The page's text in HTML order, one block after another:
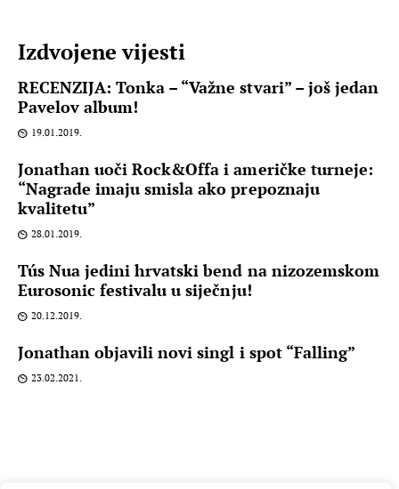
Izdvojene vijesti
RECENZIJA: Tonka – “Važne stvari” – još jedan
Pavelov album!
19.01.2019.
Jonathan uoči Rock&Offa i američke turneje:
“Nagrade imaju smisla ako prepoznaju
kvalitetu”
28.01.2019.
Tús Nua jedini hrvatski bend na nizozemskom
Eurosonic festivalu u siječnju!
20.12.2019.
Jonathan objavili novi singl i spot “Falling”
23.02.2021.